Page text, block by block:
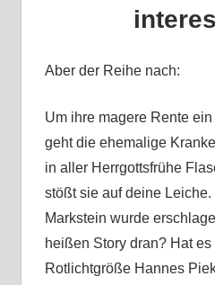
Aber der Reihe nach:
Um ihre magere Rente
geht die ehemalige
in aller Herrgottsfrühe
stößt sie auf deine
Markstein wurde
heißen Story dran? Hat
Rotlichtgröße Hannes